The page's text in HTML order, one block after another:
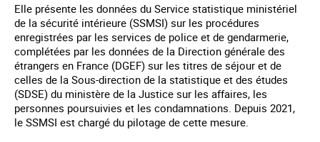
Elle présente les données du Service statistique ministériel
de la sécurité intérieure (SSMSI) sur les procédures
enregistrées par les services de police et de gendarmerie,
complétées par les données de la Direction générale des
étrangers en France (DGEF) sur les titres de séjour et de
celles de la Sous-direction de la statistique et des études
(SDSE) du ministère de la Justice sur les affaires, les
personnes poursuivies et les condamnations. Depuis 2021,
le SSMSI est chargé du pilotage de cette mesure.